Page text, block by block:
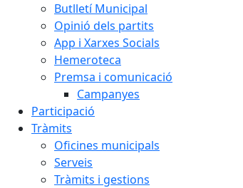
Butlletí Municipal
Opinió dels partits
App i Xarxes Socials
Hemeroteca
Premsa i comunicació
Campanyes
Participació
Tràmits
Oficines municipals
Serveis
Tràmits i gestions